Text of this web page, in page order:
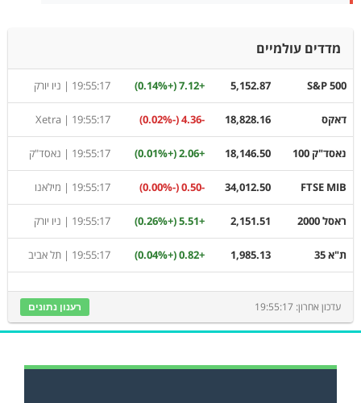
מדדים עולמיים
S&P 500
5,152.87
+7.12 (+0.14%)
19:55:17 | ניו יורק
דאקס 18,828.16
-4.36 (-0.02%)
19:55:17 |
Xetra
נאסד"ק 100 18,146.50
+2.06 (+0.01%)
19:55:17 | נאסד"ק
FTSE MIB
34,012.50
-0.50 (-0.00%)
19:55:17 | מילאנו
ראסל 2000 2,151.51
+5.51 (+0.26%)
19:55:17 | ניו יורק
ת"א 35 1,985.13
+0.82 (+0.04%)
19:55:17 | תל אביב
עדכון אחרון: 19:55:17 רענון נתונים